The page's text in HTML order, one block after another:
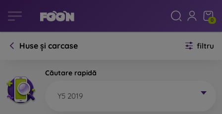
0
Huse și carcase filtru
Căutare rapidă
Y5 2019